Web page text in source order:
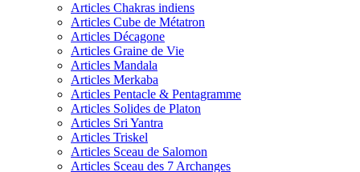
Articles Chakras indiens
Articles Cube de Métatron
Articles Décagone
Articles Graine de Vie
Articles Mandala
Articles Merkaba
Articles Pentacle & Pentagramme
Articles Solides de Platon
Articles Sri Yantra
Articles Triskel
Articles Sceau de Salomon
Articles Sceau des 7 Archanges